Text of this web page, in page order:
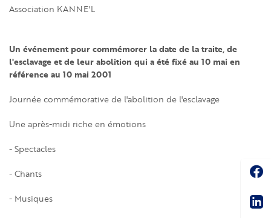
Association KANNE'L
Un événement pour commémorer la date de la traite, de
l'esclavage et de leur abolition qui a été fixé au 10 mai en
référence au 10 mai 2001
Journée commémorative de l'abolition de l'esclavage
Une après-midi riche en émotions
- Spectacles
- Chants
- Musiques